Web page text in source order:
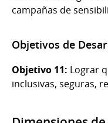
campañas de
Objetivos de
Objetivo 11: Lograr
inclusivas, seguras,